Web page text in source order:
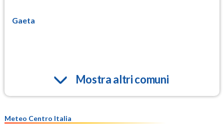
Gaeta
Mostra altri comuni
Meteo Centro Italia